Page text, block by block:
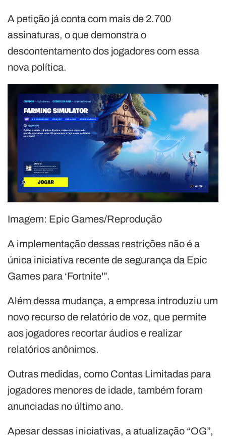
A petição já conta com mais de 2.700
assinaturas, o que demonstra o
descontentamento dos jogadores com essa
nova política.
Imagem: Epic Games/Reprodução
A implementação dessas restrições não é a
única iniciativa recente de segurança da Epic
Games para ‘Fortnite'”.
Além dessa mudança, a empresa introduziu um
novo recurso de relatório de voz, que permite
aos jogadores recortar áudios e realizar
relatórios anônimos.
Outras medidas, como Contas Limitadas para
jogadores menores de idade, também foram
anunciadas no último ano.
Apesar dessas iniciativas, a atualização “OG”,